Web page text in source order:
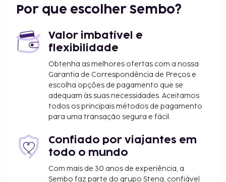
Por que escolher Sembo?
Valor imbatível e
flexibilidade
Obtenha as melhores ofertas com a nossa
Garantia de Correspondência de Preços e
escolha opções de pagamento que se
adequam às suas necessidades. Aceitamos
todos os principais métodos de pagamento
para uma transação segura e fácil.
Confiado por viajantes em
todo o mundo
Com mais de 30 anos de experiência, a
Sembo faz parte do grupo Stena, confiável